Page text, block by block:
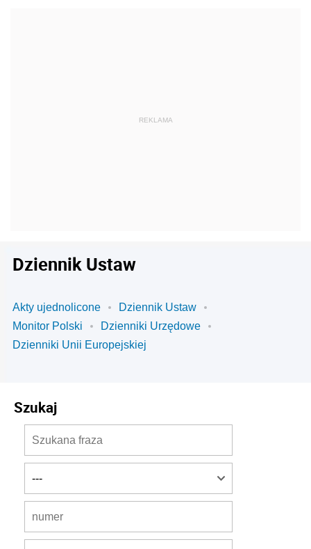
Dziennik Ustaw
Akty ujednolicone
Dziennik Ustaw
Monitor Polski
Dzienniki Urzędowe
Dzienniki Unii Europejskiej
Szukaj